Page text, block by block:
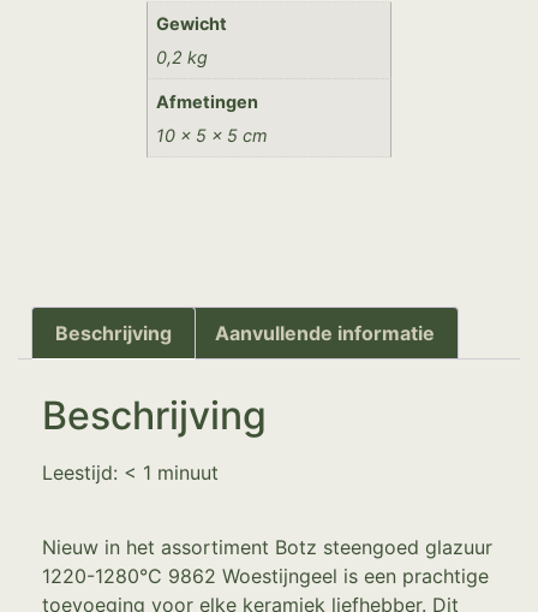
Gewicht
0,2 kg
Afmetingen
10 × 5 × 5 cm
Beschrijving Aanvullende informatie
Beschrijving
Leestijd: < 1 minuut
Nieuw in het assortiment Botz steengoed glazuur
1220-1280°C 9862 Woestijngeel is een prachtige
toevoeging voor elke keramiek liefhebber. Dit